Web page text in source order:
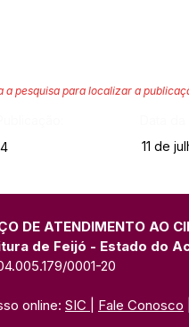
pesquisa para localizar a
11 de
DE ATENDIMENTO AO
de Feijó - Estado do
0001-20
online: SIC Fale Conosco